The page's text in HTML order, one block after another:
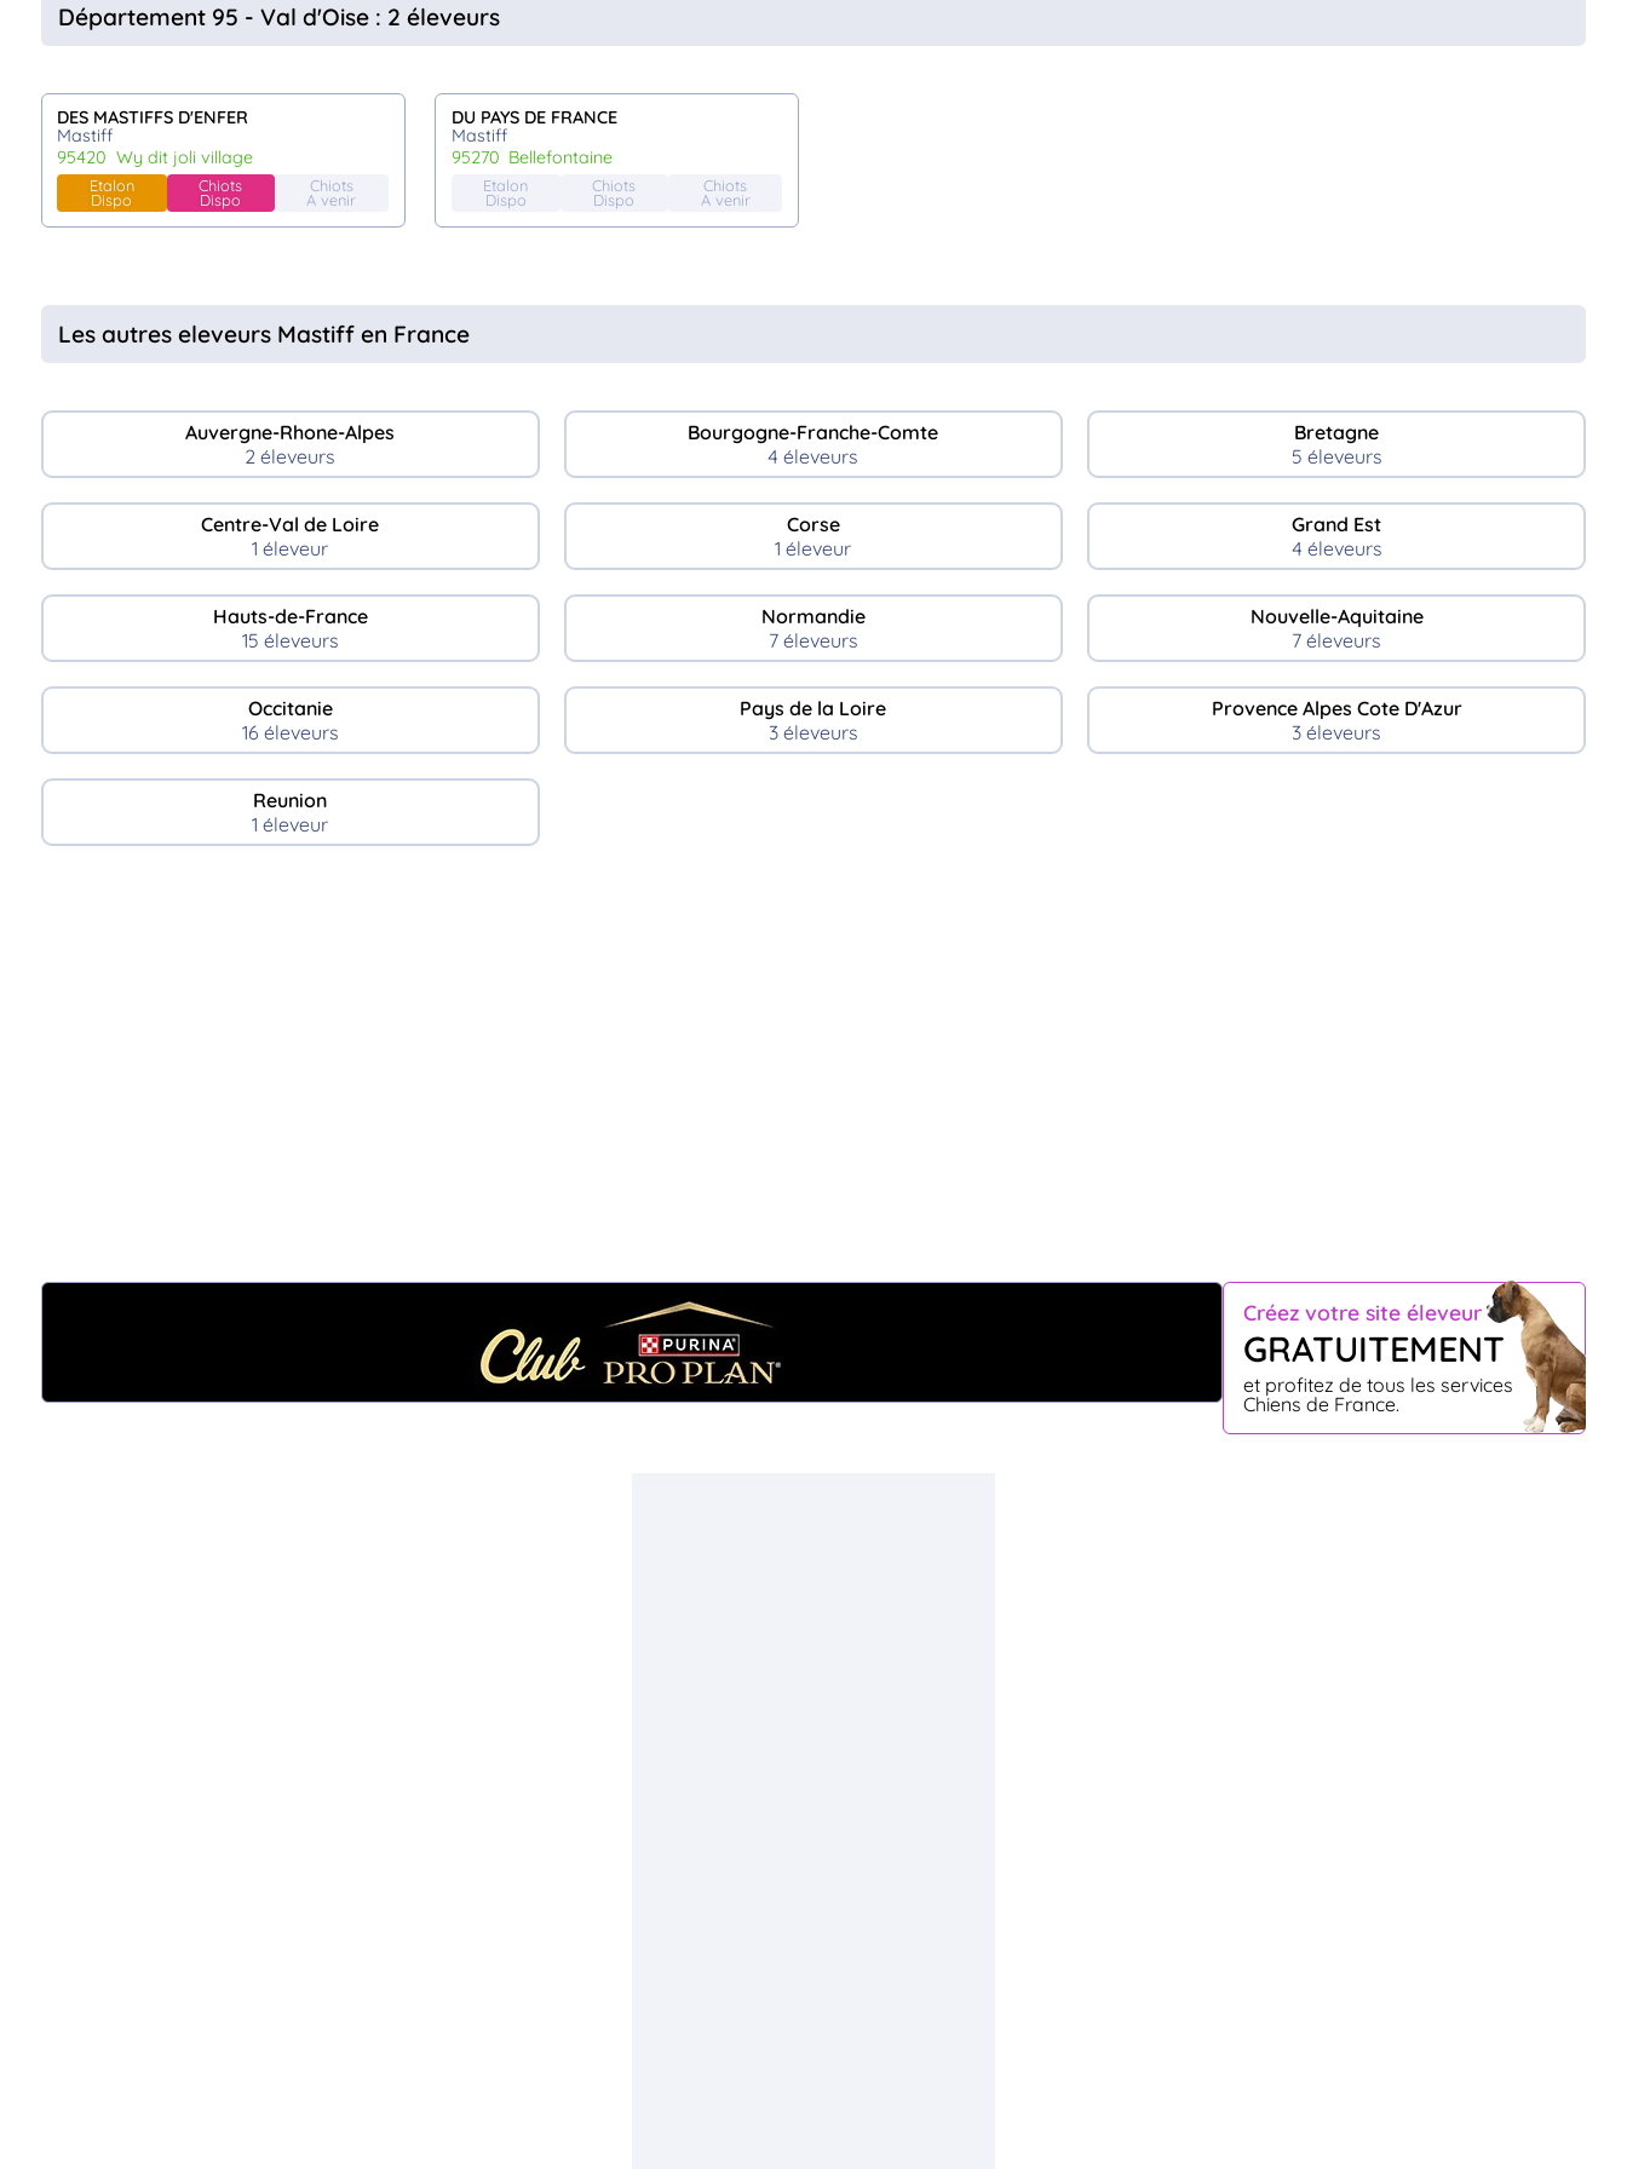
Département 95 - Val d'Oise : 2 éleveurs
DES MASTIFFS D'ENFER
Mastiff
95420
wy dit joli village
Etalon
Dispo
Chiots
Dispo
Chiots
A venir
DU PAYS DE FRANCE
Mastiff
95270
bellefontaine
Etalon
Dispo
Chiots
Dispo
Chiots
A venir
Les autres eleveurs Mastiff en France
Auvergne-Rhone-Alpes
2 éleveurs
Bourgogne-Franche-Comte
4 éleveurs
Bretagne
5 éleveurs
Centre-Val de Loire
1 éleveur
Corse
1 éleveur
Grand Est
4 éleveurs
Hauts-de-France
15 éleveurs
Normandie
7 éleveurs
Nouvelle-Aquitaine
7 éleveurs
Occitanie
16 éleveurs
Pays de la Loire
3 éleveurs
Provence Alpes Cote D'Azur
3 éleveurs
Reunion
1 éleveur
Créez votre site éleveur
GRATUITEMENT
et profitez de tous les services
Chiens de France.